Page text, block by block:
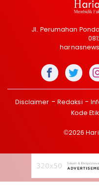
Jl. Perumahan
Disclaimer Redaksi
Kode Etik
©2026